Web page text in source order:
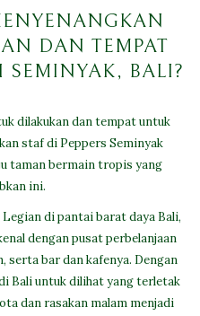
DAN TEMPAT
BALI?
dilakukan dan tempat untuk
staf di Peppers Seminyak
taman bermain tropis yang
ini.
di pantai barat daya Bali,
dengan pusat perbelanjaan
serta bar dan kafenya. Dengan
Bali untuk dilihat yang terletak
dan rasakan malam menjadi